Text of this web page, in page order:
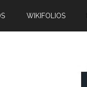
WIKIFOLIOS